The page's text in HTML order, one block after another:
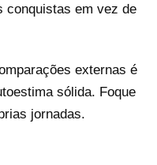
conquistas em vez de
externas é
sólida. Foque
jornadas.